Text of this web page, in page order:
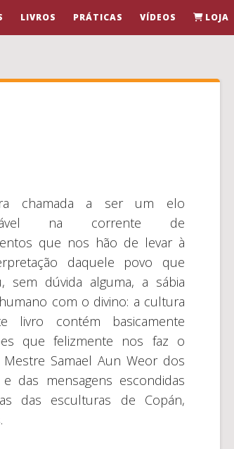
LIVROS PRÁTICAS VÍDEOS LOJA
chamada a ser um elo
na corrente de
que nos hão de levar à
daquele povo que
sem dúvida alguma, a sábia
com o divino: a cultura
livro contém basicamente
que felizmente nos faz o
Mestre Samael Aun Weor dos
das mensagens escondidas
das esculturas de Copán,